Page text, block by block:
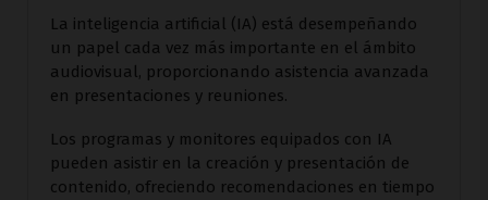
La inteligencia artificial (IA) está desempeñando
un papel cada vez más importante en el ámbito
audiovisual, proporcionando asistencia avanzada
en presentaciones y reuniones.
Los programas y monitores equipados con IA
pueden asistir en la creación y presentación de
contenido, ofreciendo recomendaciones en tiempo